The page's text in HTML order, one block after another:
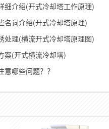
细介绍(开式冷却塔工作原理)
名词介绍(开式冷却塔原理)
处理(横流开式冷却塔原理图)
案(开式横流冷却塔)
哪些问题？？